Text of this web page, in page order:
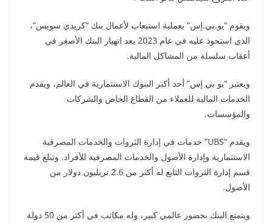
ويقوم “يو.بي.إس” بعملية استيعاب لأعمال بنك “كريدي سويس”،
الذي استحوذ عليه في عام 2023 بعد انهيار البنك الأصغر في
أعقاب سلسلة من المشاكل المالية.
ويعتبر “يو بي إس” أحد أكبر البنوك الاستثمارية في العالم، ويقدم
الخدمات المالية للعملاء من القطاع الخاص والشركات
والمؤسسات.
ويقدم “UBS” خدمات في إدارة الثروات والخدمات المصرفية
الاستثمارية وإدارة الأصول والخدمات المصرفية للأفراد. وتبلغ قيمة
قسم إدارة الثروات التابع له أكثر من 2.6 تريليون دولار من
الأصول.
ويتمتع البنك بحضور عالمي كبير، وله مكاتب في أكثر من 50 دولة